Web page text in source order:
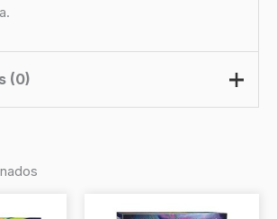
(0)